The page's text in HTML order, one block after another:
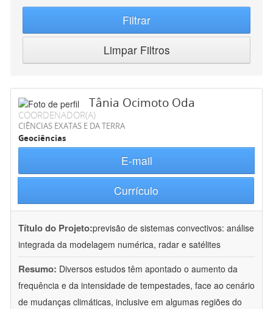
Filtrar
Limpar Filtros
Tânia Ocimoto Oda
COORDENADOR(A)
CIÊNCIAS EXATAS E DA TERRA
Geociências
E-mail
Currículo
Título do Projeto:previsão de sistemas convectivos: análise
integrada da modelagem numérica, radar e satélites
Resumo: Diversos estudos têm apontado o aumento da
frequência e da intensidade de tempestades, face ao cenário
de mudanças climáticas, inclusive em algumas regiões do